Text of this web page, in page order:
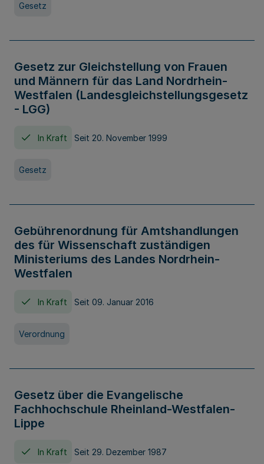
Gesetz
Gesetz zur Gleichstellung von Frauen
und Männern für das Land Nordrhein-
Westfalen (Landesgleichstellungsgesetz
- LGG)
In Kraft Seit 20. November 1999
Gesetz
Gebührenordnung für Amtshandlungen
des für Wissenschaft zuständigen
Ministeriums des Landes Nordrhein-
Westfalen
In Kraft Seit 09. Januar 2016
Verordnung
Gesetz über die Evangelische
Fachhochschule Rheinland-Westfalen-
Lippe
In Kraft Seit 29. Dezember 1987